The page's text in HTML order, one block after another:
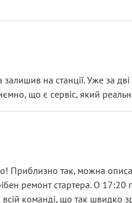
рідини потрібно
візит. Раніше міняв у вас
які відкручували”, і
дрібниці вже не здаються
і саме її цей сервіс
“подивились і
що сервіс працює не на
залишив на станції. Уже за
що є сервіс, який
Приблизно так, можна
ремонт стартера. О 17:20
команді, що так швидко